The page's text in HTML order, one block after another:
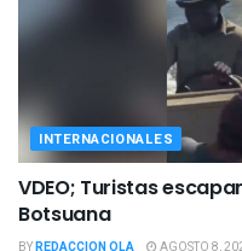
INTERNACIONALES
VDEO; Turistas
Botsuana
BYREDACCION OLA AGOSTO 8,